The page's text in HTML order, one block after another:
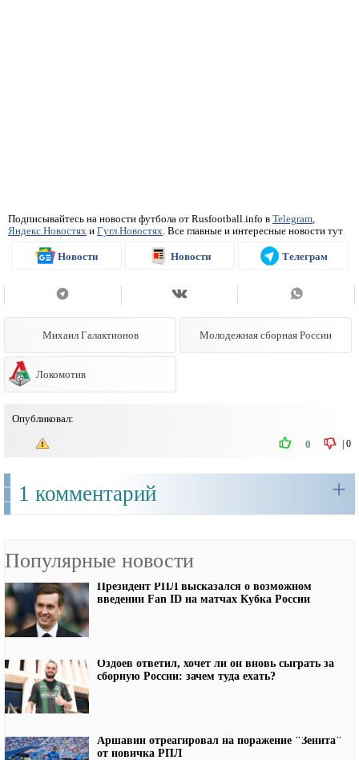
Подписывайтесь на новости футбола от Rusfootball.info в Telegram,
Яндекс.Новостях и Гугл.Новостях. Все главные и интересные новости тут
Новости Новости Телеграм
Михаил Галактионов Молодежная сборная России
Локомотив
Опубликовал:
0
0
1 комментарий +
Популярные новости
Президент РПЛ высказался о возможном
введении Fan ID на матчах Кубка России
Оздоев ответил, хочет ли он вновь сыграть за
сборную России: зачем туда ехать?
Аршавин отреагировал на поражение "Зенита"
от новичка РПЛ